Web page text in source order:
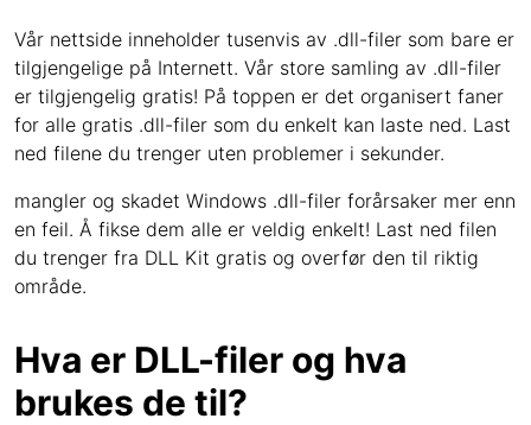
Vår nettside inneholder tusenvis av .dll-filer som bare er
tilgjengelige på Internett. Vår store samling av .dll-filer
er tilgjengelig gratis! På toppen er det organisert faner
for alle gratis .dll-filer som du enkelt kan laste ned. Last
ned filene du trenger uten problemer i sekunder.
mangler og skadet Windows .dll-filer forårsaker mer enn
en feil. Å fikse dem alle er veldig enkelt! Last ned filen
du trenger fra DLL Kit gratis og overfør den til riktig
område.
Hva er DLL-filer og hva
brukes de til?